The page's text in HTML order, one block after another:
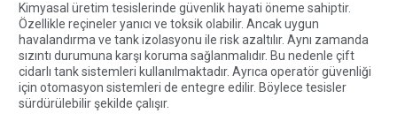
Kimyasal üretim tesislerinde güvenlik hayati öneme sahiptir.
Özellikle reçineler yanıcı ve toksik olabilir. Ancak uygun
havalandırma ve tank izolasyonu ile risk azaltılır. Aynı zamanda
sızıntı durumuna karşı koruma sağlanmalıdır. Bu nedenle çift
cidarlı tank sistemleri kullanılmaktadır. Ayrıca operatör güvenliği
için otomasyon sistemleri de entegre edilir. Böylece tesisler
sürdürülebilir şekilde çalışır.